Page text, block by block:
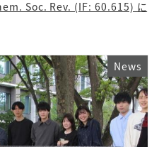
Soc. Rev. (IF: 60.615) に
News